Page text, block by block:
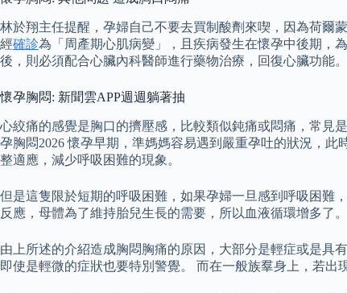
林於翔主任提醒，孕婦自己不要去買制酸劑來喫，因為荷爾
經確診為「周產期心肌病變」，且疾病發生在懷孕中後期，
後，則必須配合心臟內科醫師進行藥物治療，回復心臟功能。
懷孕胸悶: 新聞雲APP週週躺著抽
心絞痛的感覺是胸口的擠壓感，比較類似鈍痛或悶痛，常見
孕胸悶2026 懷孕早期，準媽媽容易遇到嚴重孕吐的狀況，
整適應，減少呼吸困難的現象。
但是這隻限於短期的呼吸困難，如果孕婦一旦感到呼吸困難
反應，母體為了維持胎兒生長的需要，所以血液循環增多了
由上所述的介紹造成胸悶胸痛的原因，大部分是輕症或是具
即使是輕微的症狀也要特別警覺。 而在一般族羣身上，若